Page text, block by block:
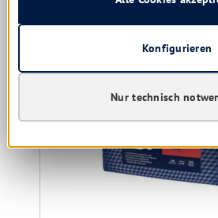
Nur technisch
Konfigurieren